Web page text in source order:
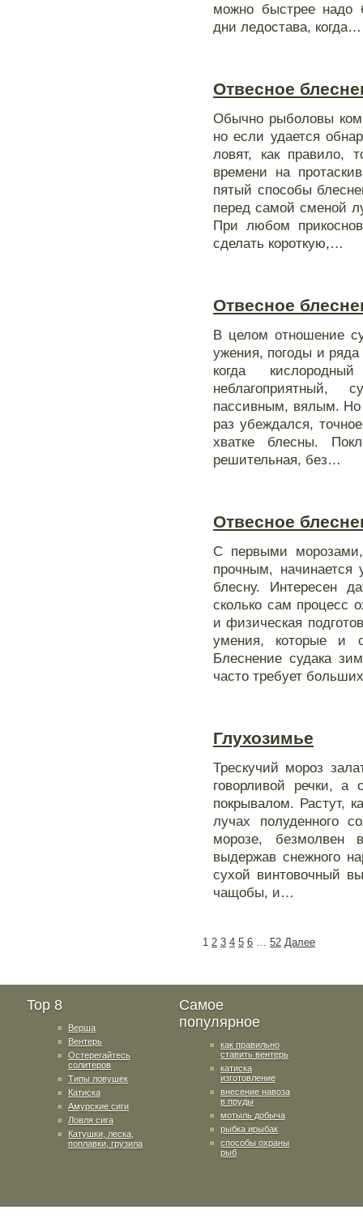
можно быстрее надо
дни ледостава, когда…
Отвесное
Обычно рыболовы
но если удается
ловят, как правило,
времени на
пятый способы
перед самой сменой
При любом
сделать короткую,…
Отвесное
В целом отношение
ужения, погоды и
когда
неблагоприятный,
пассивным, вялым. Но
раз убеждался,
хватке блесны.
решительная, без…
Отвесное
С первыми морозами,
прочным, начинается
блесну. Интересен
сколько сам процесс
и физическая
умения, которые и
Блеснение судака
часто требует
Глухозимье
Трескучий мороз
говорливой речки,
покрывалом. Растут,
лучах полуденного
морозе,
выдержав снежного
сухой винтовочный
чащобы, и…
1 2 3 4 5 6 … 52 Далее
Top 8
Верша
Вентерь
Остерегайтесь
солитеров
Типы ловушек
Катиска
Амурские сиги
Ловля сига
Катушки, леска,
поплавки, грузила
Самое
популярное
как правильно
ставить вентерь
катиска
изготовление
внесение навоза
в пруды
мотыль добыча
рыбка ирыбак
способы охраны
рыб